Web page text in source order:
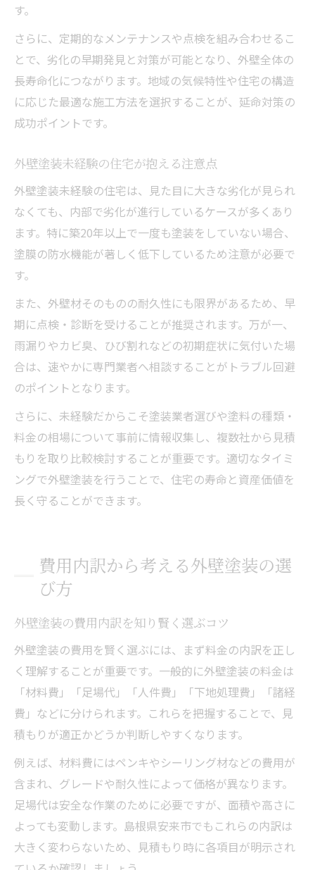
す。
さらに、定期的なメンテナンスや点検を組み合わせるこ
とで、劣化の早期発見と対策が可能となり、外壁全体の
長寿命化につながります。地域の気候特性や住宅の構造
に応じた最適な施工方法を選択することが、延命対策の
成功ポイントです。
外壁塗装未経験の住宅が抱える注意点
外壁塗装未経験の住宅は、見た目に大きな劣化が見られ
なくても、内部で劣化が進行しているケースが多くあり
ます。特に築20年以上で一度も塗装をしていない場合、
塗膜の防水機能が著しく低下しているため注意が必要で
す。
また、外壁材そのものの耐久性にも限界があるため、早
期に点検・診断を受けることが推奨されます。万が一、
雨漏りやカビ臭、ひび割れなどの初期症状に気付いた場
合は、速やかに専門業者へ相談することがトラブル回避
のポイントとなります。
さらに、未経験だからこそ塗装業者選びや塗料の種類・
料金の相場について事前に情報収集し、複数社から見積
もりを取り比較検討することが重要です。適切なタイミ
ングで外壁塗装を行うことで、住宅の寿命と資産価値を
長く守ることができます。
費用内訳から考える外壁塗装の選
び方
外壁塗装の費用内訳を知り賢く選ぶコツ
外壁塗装の費用を賢く選ぶには、まず料金の内訳を正し
く理解することが重要です。一般的に外壁塗装の料金は
「材料費」「足場代」「人件費」「下地処理費」「諸経
費」などに分けられます。これらを把握することで、見
積もりが適正かどうか判断しやすくなります。
例えば、材料費にはペンキやシーリング材などの費用が
含まれ、グレードや耐久性によって価格が異なります。
足場代は安全な作業のために必要ですが、面積や高さに
よっても変動します。島根県安来市でもこれらの内訳は
大きく変わらないため、見積もり時に各項目が明示され